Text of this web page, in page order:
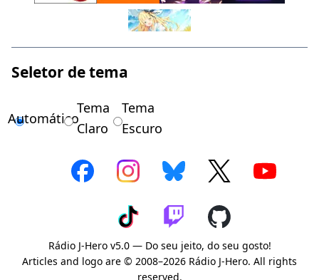
Seletor de tema
Automático
Tema
Claro
Tema
Escuro
Rádio J-Hero v5.0 — Do seu jeito, do seu gosto!
Articles and logo are © 2008–2026 Rádio J-Hero. All rights
reserved.